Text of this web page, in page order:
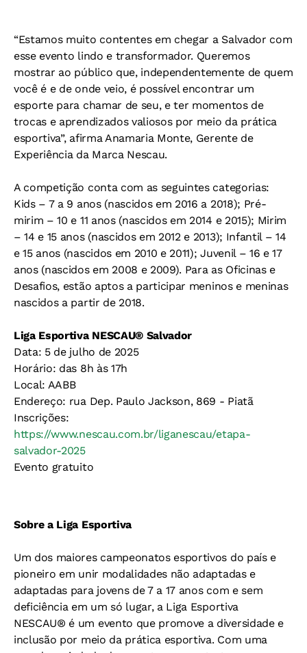
“Estamos muito contentes em chegar a Salvador com
esse evento lindo e transformador. Queremos
mostrar ao público que, independentemente de quem
você é e de onde veio, é possível encontrar um
esporte para chamar de seu, e ter momentos de
trocas e aprendizados valiosos por meio da prática
esportiva”, afirma Anamaria Monte, Gerente de
Experiência da Marca Nescau.
A competição conta com as seguintes categorias:
Kids – 7 a 9 anos (nascidos em 2016 a 2018); Pré-
mirim – 10 e 11 anos (nascidos em 2014 e 2015); Mirim
– 14 e 15 anos (nascidos em 2012 e 2013); Infantil – 14
e 15 anos (nascidos em 2010 e 2011); Juvenil – 16 e 17
anos (nascidos em 2008 e 2009). Para as Oficinas e
Desafios, estão aptos a participar meninos e meninas
nascidos a partir de 2018.
Liga Esportiva NESCAU® Salvador
Data: 5 de julho de 2025
Horário: das 8h às 17h
Local: AABB
Endereço: rua Dep. Paulo Jackson, 869 - Piatã
Inscrições:
https://www.nescau.com.br/liganescau/etapa-
salvador-2025
Evento gratuito
Sobre a Liga Esportiva
Um dos maiores campeonatos esportivos do país e
pioneiro em unir modalidades não adaptadas e
adaptadas para jovens de 7 a 17 anos com e sem
deficiência em um só lugar, a Liga Esportiva
NESCAU® é um evento que promove a diversidade e
inclusão por meio da prática esportiva. Com uma